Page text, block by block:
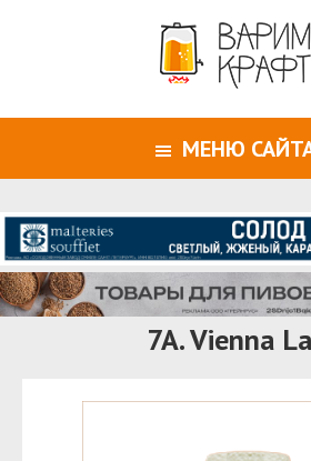
МЕНЮ
7A. Vienna